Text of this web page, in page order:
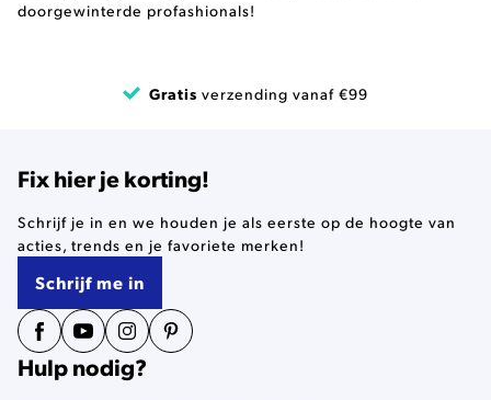
doorgewinterde profashionals!
Gratis verzending vanaf €99
Fix hier je korting!
Schrijf je in en we houden je als eerste op de hoogte van
acties, trends en je favoriete merken!
Schrijf me in
Hulp nodig?